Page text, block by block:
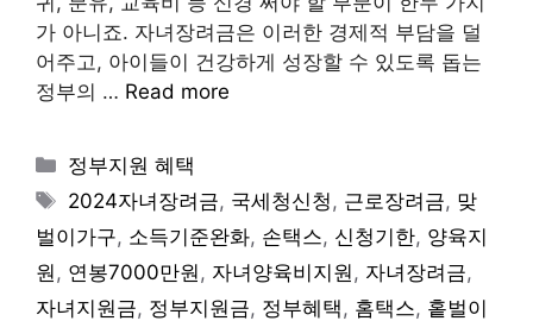
가 아니죠. 자녀장려금은 이러한 경제적 부담을 덜
어주고, 아이들이 건강하게 성장할 수 있도록 돕는
정부의 … Read more
Categories
정부지원 혜택
Tags
2024자녀장려금, 국세청신청 , 근로장려금, 맞
벌이가구, 소득기준완화, 손택스, 신청기한, 양육지
원 , 연봉7000만원 , 자녀양육비지원 , 자녀장려금,
자녀지원금, 정부지원금, 정부혜택 , 홈택스, 홑벌이